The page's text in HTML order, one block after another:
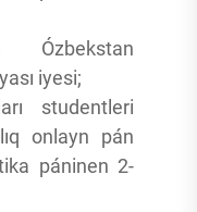
Ózbekstan
iyesi;
studentleri
onlayn pán
páninen 2-